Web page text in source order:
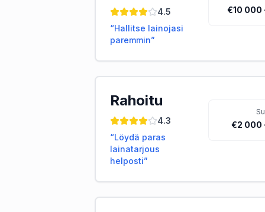
4.5
“Hallitse lainojasi
paremmin”
€10 000
Rahoitu
4.3
“Löydä paras
lainatarjous
helposti”
€2 000